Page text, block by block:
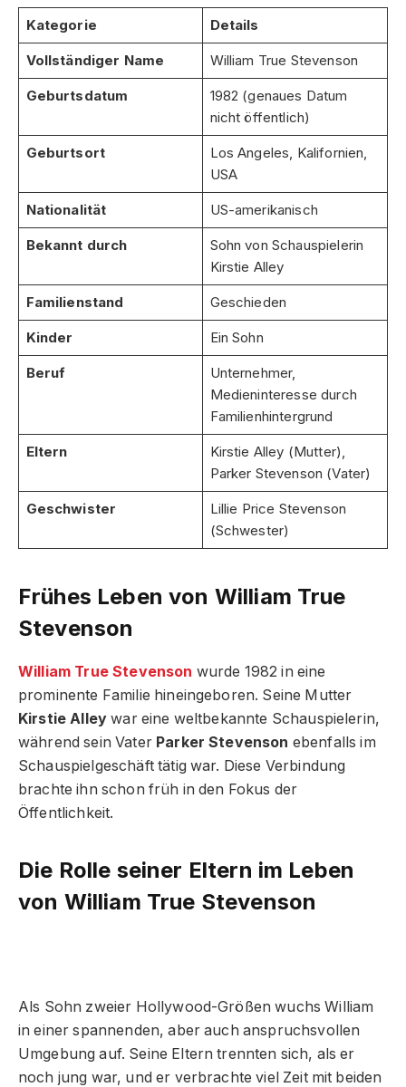
Kategorie Details
Vollständiger Name William True Stevenson
Geburtsdatum
1982 (genaues Datum
nicht öffentlich)
Geburtsort
Los Angeles, Kalifornien,
USA
Nationalität US-amerikanisch
Bekannt durch
Sohn von Schauspielerin
Kirstie Alley
Familienstand Geschieden
Kinder Ein Sohn
Beruf
Unternehmer,
Medieninteresse durch
Familienhintergrund
Eltern
Kirstie Alley (Mutter),
Parker Stevenson (Vater)
Geschwister
Lillie Price Stevenson
(Schwester)
Frühes Leben von William True
Stevenson
William True Stevenson wurde 1982 in eine
prominente Familie hineingeboren. Seine Mutter
Kirstie Alley war eine weltbekannte Schauspielerin,
während sein Vater Parker Stevenson ebenfalls im
Schauspielgeschäft tätig war. Diese Verbindung
brachte ihn schon früh in den Fokus der
Öffentlichkeit.
Die Rolle seiner Eltern im Leben
von William True Stevenson
Als Sohn zweier Hollywood-Größen wuchs William
in einer spannenden, aber auch anspruchsvollen
Umgebung auf. Seine Eltern trennten sich, als er
noch jung war, und er verbrachte viel Zeit mit beiden